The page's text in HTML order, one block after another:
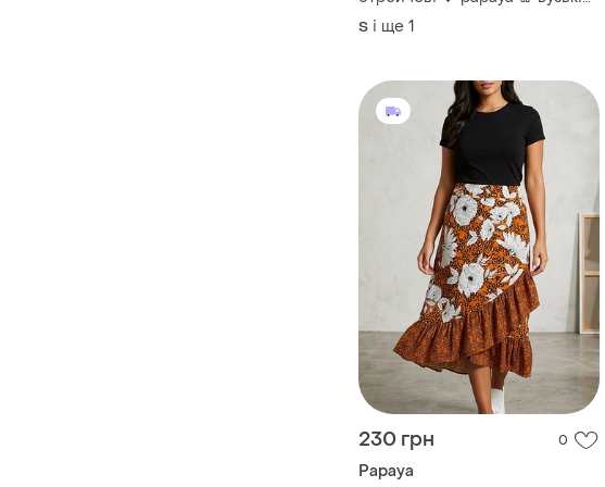
штани скіні у горошок 💫
еластичні брюки висока
S і ще 1
230 грн 0
Papaya